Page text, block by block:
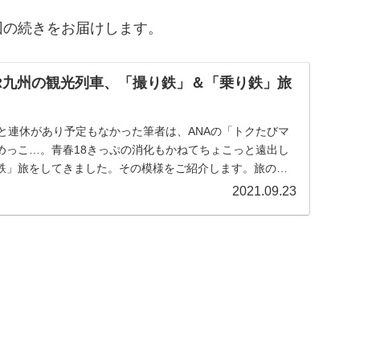
続きをお届けします。
州の観光列車、「撮り鉄」＆「乗り鉄」旅
連休があり予定もなかった筆者は、ANAの「トクたびマ
っこ…。青春18きっぷの消化もかねてちょこっと遠出し
」旅をしてきました。その模様をご紹介します。旅のは
2021.09.23